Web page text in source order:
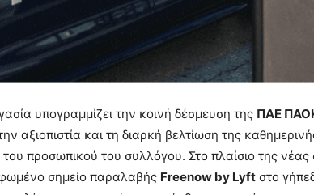
υπογραμμίζει την κοινή δέσμευση της ΠΑΕ
αξιοπιστία και τη διαρκή βελτίωση της
προσωπικού του συλλόγου. Στο πλαίσιο της
σημείο παραλαβής Freenow by Lyft στο